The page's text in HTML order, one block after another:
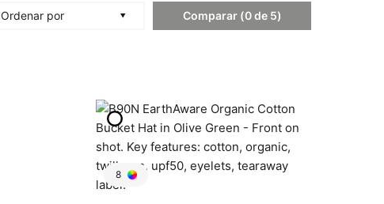
Ordenar por Comparar(0 de 5)
8